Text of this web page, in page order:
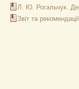
Л. Ю. Рогальчук.
Звіт та